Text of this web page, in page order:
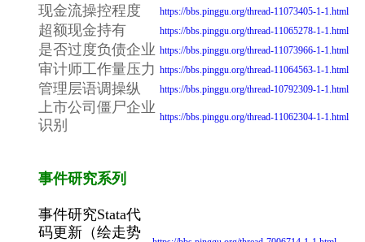
现金流操控程度 https://bbs.pinggu.org/thread-11073405-1-1.html
超额现金持有 https://bbs.pinggu.org/thread-11065278-1-1.html
是否过度负债企业 https://bbs.pinggu.org/thread-11073966-1-1.html
审计师工作量压力 https://bbs.pinggu.org/thread-11064563-1-1.html
管理层语调操纵 https://bbs.pinggu.org/thread-10792309-1-1.html
上市公司僵尸企业
识别
https://bbs.pinggu.org/thread-11062304-1-1.html
事件研究系列
事件研究Stata代
码更新（绘走势